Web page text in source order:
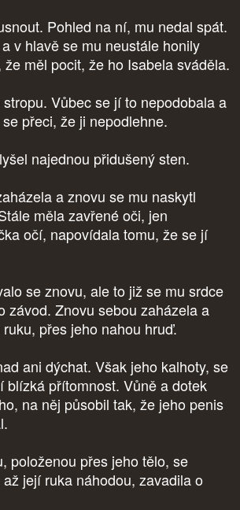
Pohled na ní, mu nedal spát.
v hlavě se mu neustále honily
měl pocit, že ho Isabela sváděla.
Vůbec se jí to nepodobala a
přeci, že ji nepodlehne.
najednou přidušený sten.
a znovu se mu naskytl
měla zavřené oči, jen
očí, napovídala tomu, že se jí
se znovu, ale to již se mu srdce
závod. Znovu sebou zaházela a
přes jeho nahou hruď.
ani dýchat. Však jeho kalhoty, se
blízká přítomnost. Vůně a dotek
na něj působil tak, že jeho penis
položenou přes jeho tělo, se
její ruka náhodou, zavadila o